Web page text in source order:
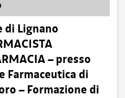
di Lignano
– presso
Farmaceutica di
– Formazione di